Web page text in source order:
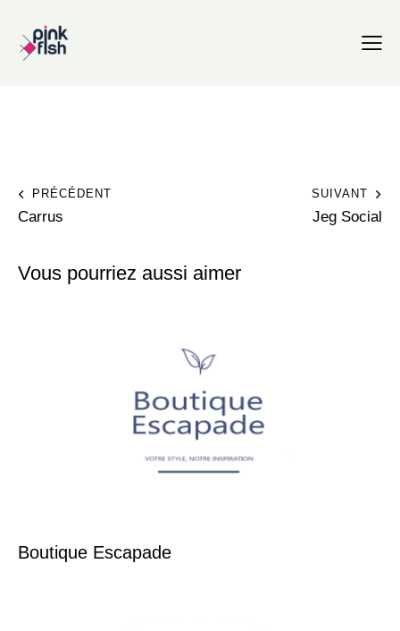
PRÉCÉDENT
Carrus
SUIVANT
Jeg Social
Vous pourriez aussi aimer
Boutique Escapade